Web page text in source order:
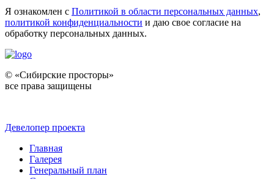
Я ознакомлен с Политикой в области персональных данных,
политикой конфиденциальности и даю свое согласие на
обработку персональных данных.
© «Сибирские просторы»
все права защищены
Девелопер проекта
Главная
Галерея
Генеральный план